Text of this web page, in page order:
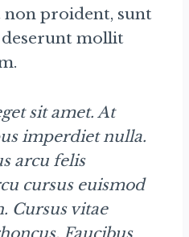
non proident, sunt
mollit
sit amet. At
imperdiet nulla.
arcu felis
cursus euismod
Cursus vitae
Faucibus